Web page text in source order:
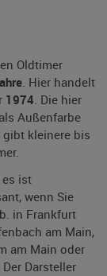
Oldtimer
. Hier handelt
1974. Die hier
Außenfarbe
kleinere bis
ist
wenn Sie
in Frankfurt
am Main,
am Main oder
Darsteller